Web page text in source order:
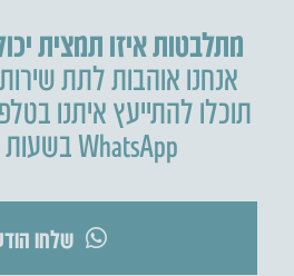
מתלבטות איזו תמצית
אנחנו אוהבות לתת
תוכלו להתייעץ איתנו
WhatsApp בשעות הפעילות.
שלחו